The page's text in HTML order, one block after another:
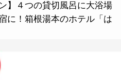
】４つの貸切風呂に大浴場
に！箱根湯本のホテル「は